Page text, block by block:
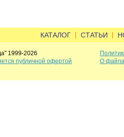
КАТАЛОГ | СТАТЬИ |
1999-2026
публичной офертой
О